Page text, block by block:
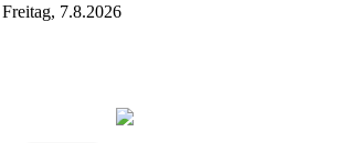
Freitag, 7.8.2026